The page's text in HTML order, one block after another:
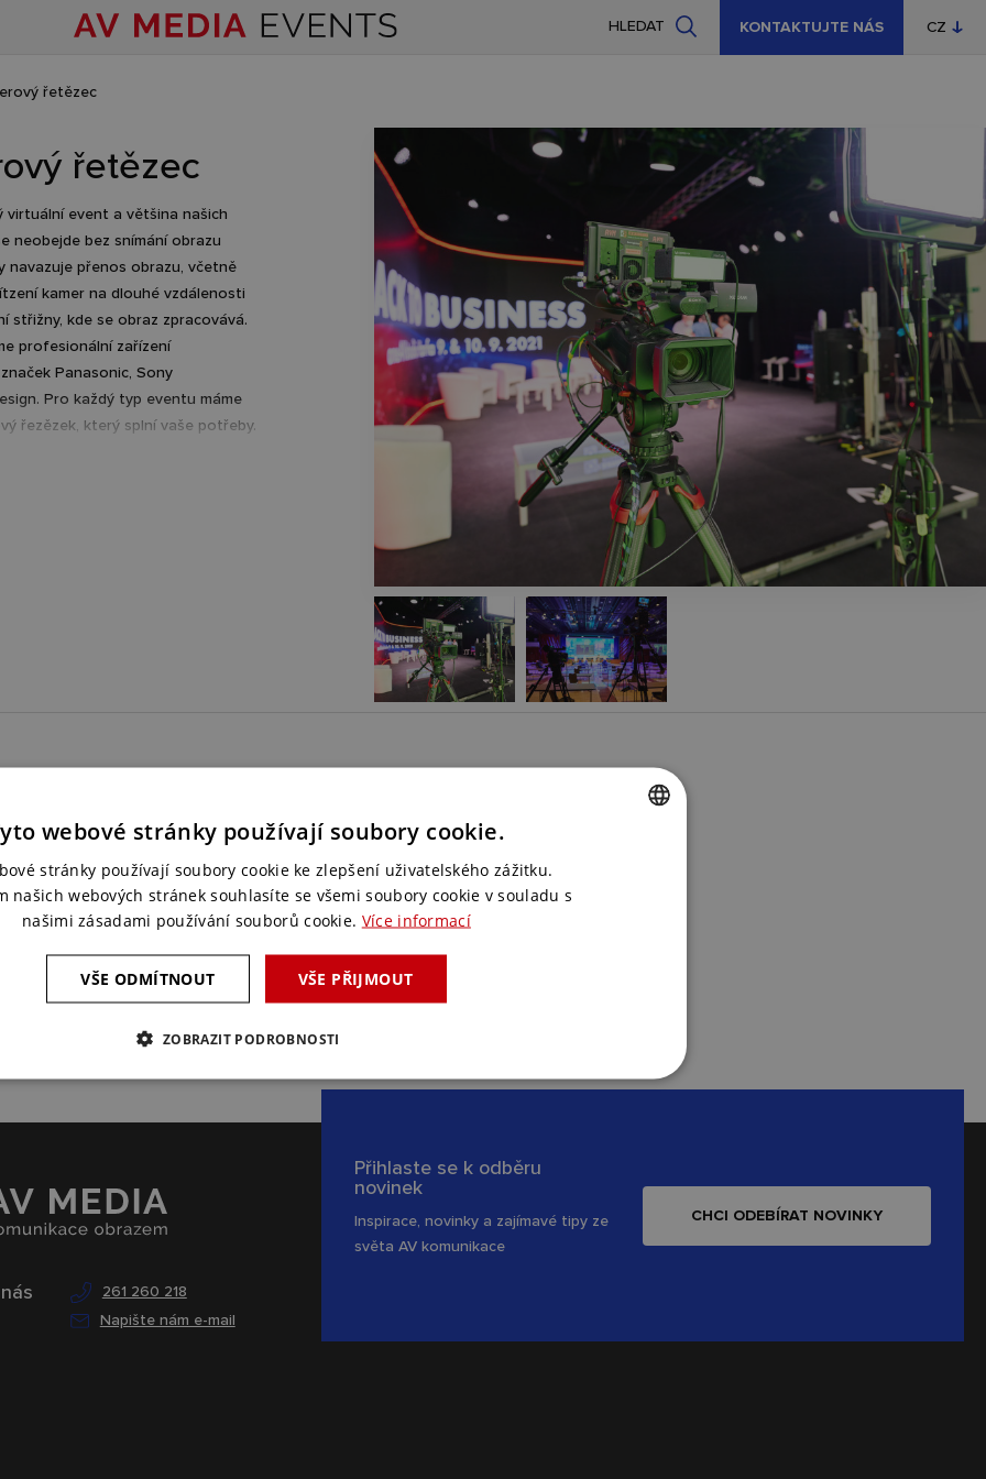
HLEDAT KONTAKTUJTE NÁS CZ
řetězec
řetězec
virtuální event a většina našich
neobejde bez snímání obrazu
navazuje přenos obrazu, včetně
kamer na dlouhé vzdálenosti
střižny, kde se obraz zpracovává.
profesionální zařízení
Panasonic, Sony
Pro každý typ eventu máme
řezězek, který splní vaše potřeby.
Líbí se vám tento produkt?
Spojte se s námi a my pro vás vybereme
to nejlepší.
KONTAKTUJTE NÁS
261 260 218
Napište nám e-mail
Přihlaste se k odběru
novinek
Inspirace, novinky a zajímavé tipy ze
světa AV komunikace
CHCI ODEBÍRAT NOVINKY
webové stránky používají soubory cookie.
stránky používají soubory cookie ke zlepšení uživatelského zážitku.
našich webových stránek souhlasíte se všemi soubory cookie v souladu s
našimi zásadami používání souborů cookie. Více informací
VŠE PŘIJMOUT
VŠE ODMÍTNOUT
ZOBRAZIT PODROBNOSTI